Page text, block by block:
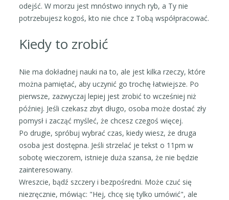
odejść. W morzu jest mnóstwo innych ryb, a Ty nie
potrzebujesz kogoś, kto nie chce z Tobą współpracować.
Kiedy to zrobić
Nie ma dokładnej nauki na to, ale jest kilka rzeczy, które
można pamiętać, aby uczynić go trochę łatwiejsze. Po
pierwsze, zazwyczaj lepiej jest zrobić to wcześniej niż
później. Jeśli czekasz zbyt długo, osoba może dostać zły
pomysł i zacząć myśleć, że chcesz czegoś więcej.
Po drugie, spróbuj wybrać czas, kiedy wiesz, że druga
osoba jest dostępna. Jeśli strzelać je tekst o 11pm w
sobotę wieczorem, istnieje duża szansa, że nie będzie
zainteresowany.
Wreszcie, bądź szczery i bezpośredni. Może czuć się
niezręcznie, mówiąc: "Hej, chcę się tylko umówić", ale